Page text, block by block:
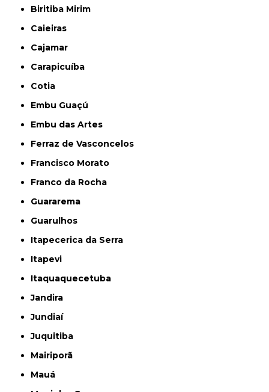
Biritiba Mirim
Caieiras
Cajamar
Carapicuíba
Cotia
Embu Guaçú
Embu das Artes
Ferraz de Vasconcelos
Francisco Morato
Franco da Rocha
Guararema
Guarulhos
Itapecerica da Serra
Itapevi
Itaquaquecetuba
Jandira
Jundiaí
Juquitiba
Mairiporã
Mauá